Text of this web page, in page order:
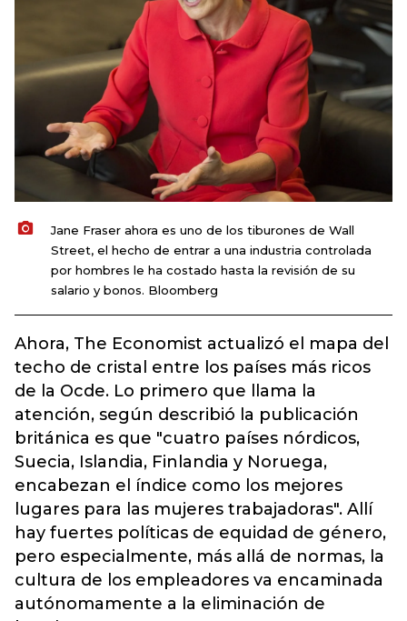
Jane Fraser ahora es uno de los tiburones de Wall
Street, el hecho de entrar a una industria controlada
por hombres le ha costado hasta la revisión de su
salario y bonos. Bloomberg
Ahora, The Economist actualizó el mapa del
techo de cristal entre los países más ricos
de la Ocde. Lo primero que llama la
atención, según describió la publicación
británica es que "cuatro países nórdicos,
Suecia, Islandia, Finlandia y Noruega,
encabezan el índice como los mejores
lugares para las mujeres trabajadoras". Allí
hay fuertes políticas de equidad de género,
pero especialmente, más allá de normas, la
cultura de los empleadores va encaminada
autónomamente a la eliminación de